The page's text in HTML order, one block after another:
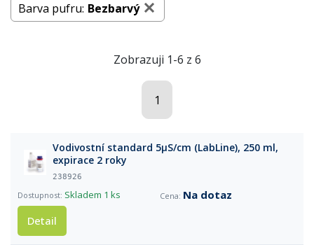
Barva pufru: Bezbarvý
Zobrazuji 1-6 z 6
1
Vodivostní standard 5µS/cm (LabLine), 250 ml,
expirace 2 roky
238926
Skladem 1 ks
Na dotaz
Detail